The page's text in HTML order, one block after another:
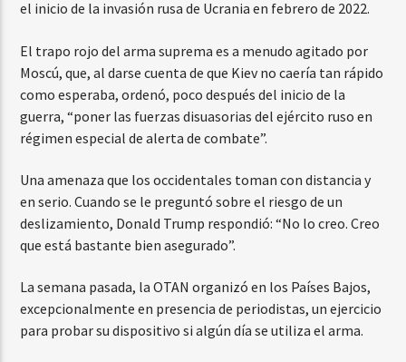
el inicio de la invasión rusa de Ucrania en febrero de 2022.
El trapo rojo del arma suprema es a menudo agitado por
Moscú, que, al darse cuenta de que Kiev no caería tan rápido
como esperaba, ordenó, poco después del inicio de la
guerra, “poner las fuerzas disuasorias del ejército ruso en
régimen especial de alerta de combate”.
Una amenaza que los occidentales toman con distancia y
en serio. Cuando se le preguntó sobre el riesgo de un
deslizamiento, Donald Trump respondió: “No lo creo. Creo
que está bastante bien asegurado”.
La semana pasada, la OTAN organizó en los Países Bajos,
excepcionalmente en presencia de periodistas, un ejercicio
para probar su dispositivo si algún día se utiliza el arma.